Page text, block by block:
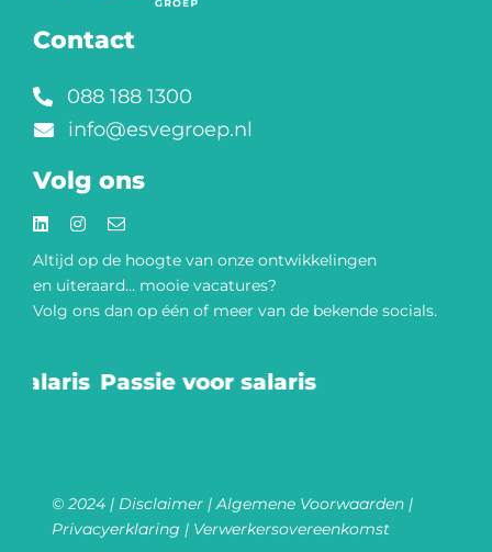
Contact
088 188 1300
info@esvegroep.nl
Volg ons
Altijd op de hoogte van onze ontwikkelingen
en uiteraard… mooie vacatures?
Volg ons dan op één of meer van de bekende socials.​
Passie voor salaris
© 2024 | Disclaimer |Algemene Voorwaarden |
Privacyerklaring | Verwerkersovereenkomst